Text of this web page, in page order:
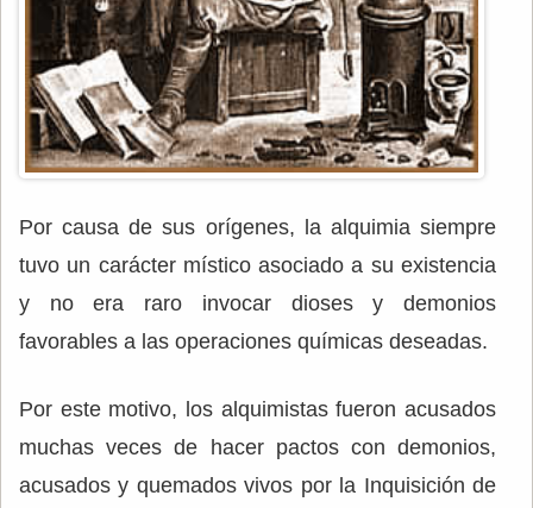
Por causa de sus orígenes, la alquimia siempre
tuvo un carácter místico asociado a su existencia
y no era raro invocar dioses y demonios
favorables a las operaciones químicas deseadas.
Por este motivo, los alquimistas fueron acusados
muchas veces de hacer pactos con demonios,
acusados y quemados vivos por la Inquisición de